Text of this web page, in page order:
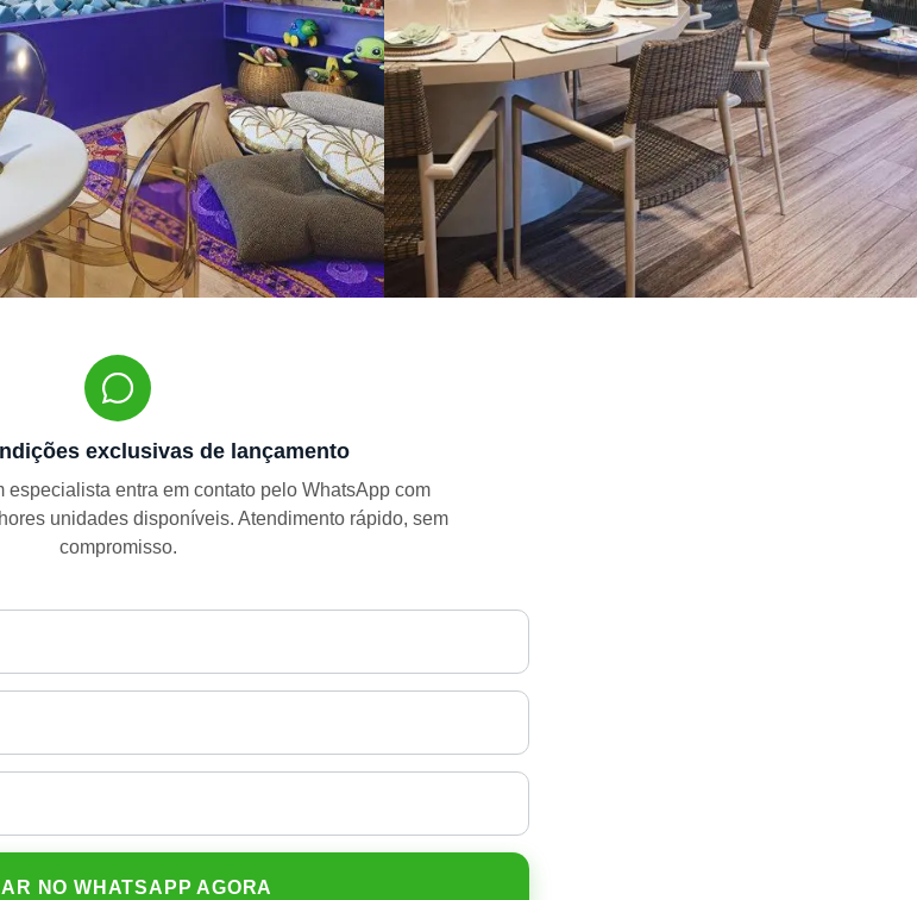
exclusivas de lançamento
especialista entra em contato pelo WhatsApp com
unidades disponíveis. Atendimento rápido, sem
compromisso.
NO WHATSAPP AGORA